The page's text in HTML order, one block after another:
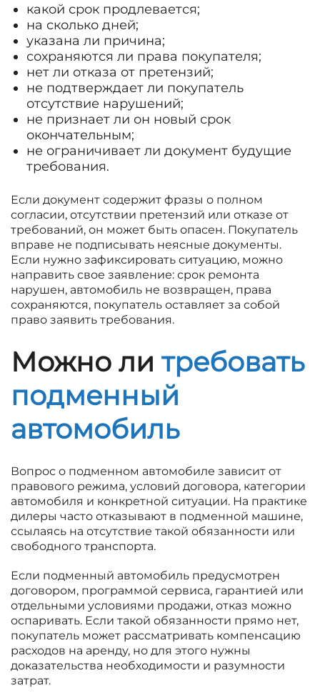
какой срок продлевается;
на сколько дней;
указана ли причина;
сохраняются ли права покупателя;
нет ли отказа от претензий;
не подтверждает ли покупатель
отсутствие нарушений;
не признает ли он новый срок
окончательным;
не ограничивает ли документ будущие
требования.
Если документ содержит фразы о полном
согласии, отсутствии претензий или отказе от
требований, он может быть опасен. Покупатель
вправе не подписывать неясные документы.
Если нужно зафиксировать ситуацию, можно
направить свое заявление: срок ремонта
нарушен, автомобиль не возвращен, права
сохраняются, покупатель оставляет за собой
право заявить требования.
Можно ли требовать
подменный
автомобиль
Вопрос о подменном автомобиле зависит от
правового режима, условий договора, категории
автомобиля и конкретной ситуации. На практике
дилеры часто отказывают в подменной машине,
ссылаясь на отсутствие такой обязанности или
свободного транспорта.
Если подменный автомобиль предусмотрен
договором, программой сервиса, гарантией или
отдельными условиями продажи, отказ можно
оспаривать. Если такой обязанности прямо нет,
покупатель может рассматривать компенсацию
расходов на аренду, но для этого нужны
доказательства необходимости и разумности
затрат.